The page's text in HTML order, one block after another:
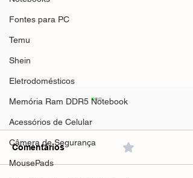
Fontes para PC
Temu
Shein
Eletrodomésticos
Memória Ram DDR5 Notebook
Acessórios de Celular
Câmera de Segurança
MousePads
Comentários